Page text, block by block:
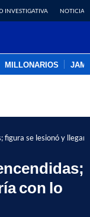
INVESTIGATIVA NOTICIAS
MILLONARIOS
figura se lesionó y
con lo